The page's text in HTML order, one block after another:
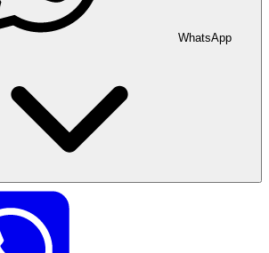
WhatsApp